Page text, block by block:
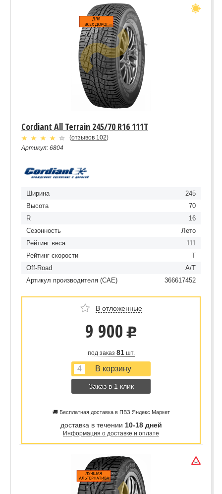
Cordiant All Terrain 245/70 R16 111T
(отзывов 102)
Артикул: 6804
Ширина
245
Высота
70
R
16
Сезонность
Лето
Рейтинг веса
111
Рейтинг скорости
T
Off-Road
A/T
Артикул производителя (CAE)
366617452
В отложенные
9 900 u
под заказ 81шт.
Заказ в 1 клик
🚚 Бесплатная доставка в ПВЗ Яндекс Маркет
доставка в течении 10-18 дней
Информация о доставке и оплате